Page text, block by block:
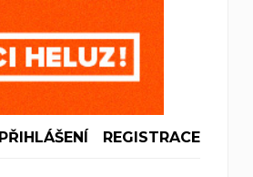
PŘIHLÁŠENÍ REGISTRACE